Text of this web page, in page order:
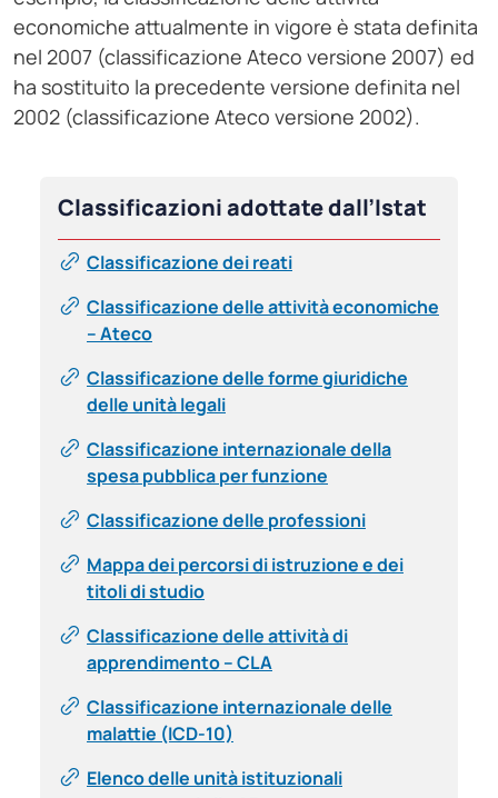
economiche attualmente in vigore è stata definita
nel 2007 (classificazione Ateco versione 2007) ed
ha sostituito la precedente versione definita nel
2002 (classificazione Ateco versione 2002).
Classificazioni adottate dall’Istat
Classificazione dei reati
Classificazione delle attività economiche
– Ateco
Classificazione delle forme giuridiche
delle unità legali
Classificazione internazionale della
spesa pubblica per funzione
Classificazione delle professioni
Mappa dei percorsi di istruzione e dei
titoli di studio
Classificazione delle attività di
apprendimento – CLA
Classificazione internazionale delle
malattie (ICD-10)
Elenco delle unità istituzionali